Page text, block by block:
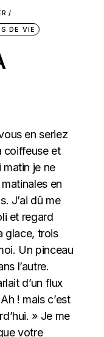
DE VIE
en seriez
coiffeuse et
je ne
en
J’ai dû me
et regard
glace, trois
Un pinceau
l’autre.
d’un flux
! mais c’est
» Je me
votre